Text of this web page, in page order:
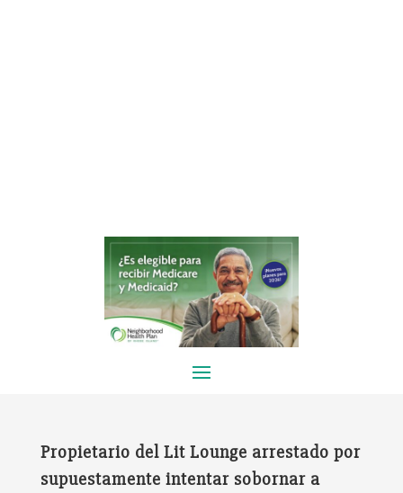
Propietario del Lit Lounge arrestado por
supuestamente intentar sobornar a